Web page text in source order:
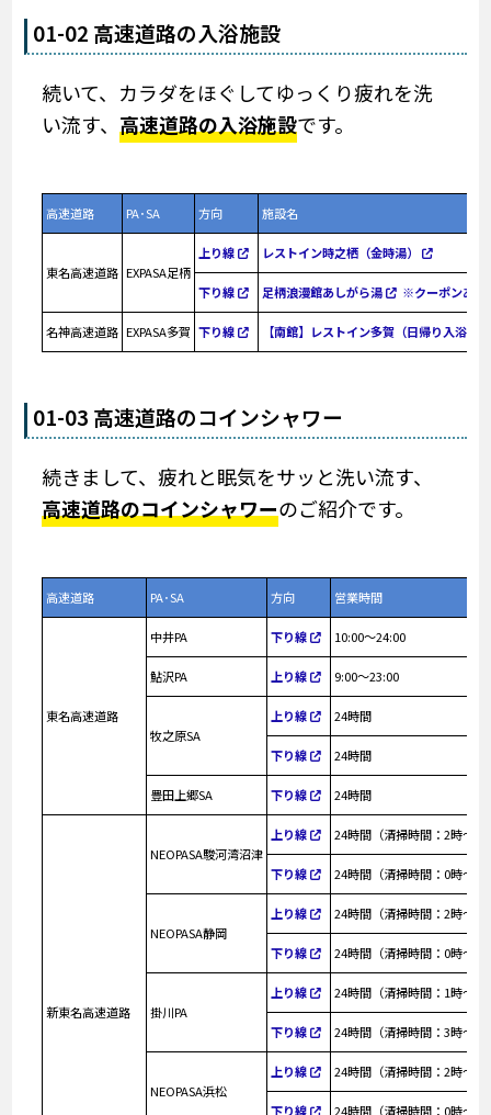
01-02 高速道路の入浴施設
続いて、カラダをほぐしてゆっくり疲れを洗
い流す、 高速道路の入浴施設です。
高速道路 PA･SA 方向 施設名
東名高速道路 EXPASA足柄
上り線 レストイン時之栖（金時湯）
下り線 足柄浪漫館あしがら湯 ※クーポンあり
名神高速道路 EXPASA多賀 下り線 【南館】レストイン多賀（日帰り入浴）
01-03 高速道路のコインシャワー
続きまして、疲れと眠気をサッと洗い流す、
高速道路のコインシャワーのご紹介です。
高速道路 PA･SA 方向 営業時間
東名高速道路
中井PA 下り線 10:00～24:00
鮎沢PA 上り線 9:00～23:00
牧之原SA
上り線 24時間
下り線 24時間
豊田上郷SA 下り線 24時間
新東名高速道路
NEOPASA駿河湾沼津
上り線 24時間（清掃時間：2時～3
下り線 24時間（清掃時間：0時～1
NEOPASA静岡
上り線 24時間（清掃時間：2時～3
下り線 24時間（清掃時間：0時～1
掛川PA
上り線 24時間（清掃時間：1時～2
下り線 24時間（清掃時間：3時～4
NEOPASA浜松
上り線 24時間（清掃時間：2時～3
下り線 24時間（清掃時間：0時～1